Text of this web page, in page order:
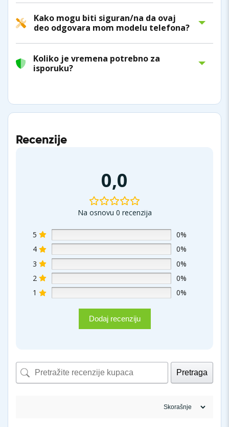
Kako mogu biti siguran/na da ovaj
deo odgovara mom modelu telefona?
Koliko je vremena potrebno za
isporuku?
Recenzije
0,0
Na osnovu 0 recenzija
5
0%
4
0%
3
0%
2
0%
1
0%
Dodaj recenziju
Pretraga